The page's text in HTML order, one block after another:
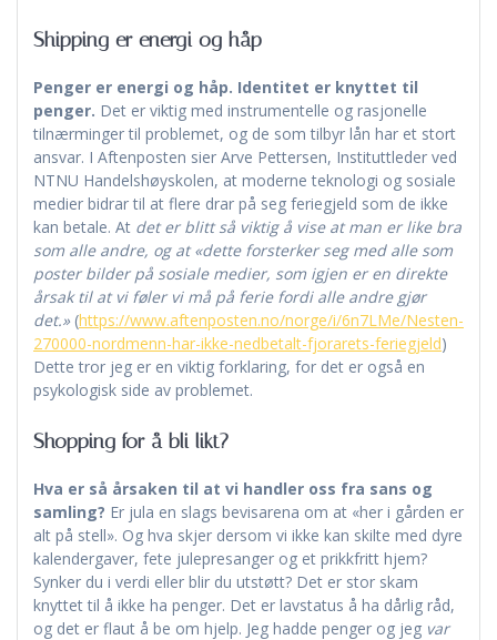
Shipping er energi og håp
Penger er energi og håp. Identitet er knyttet til
penger. Det er viktig med instrumentelle og rasjonelle
tilnærminger til problemet, og de som tilbyr lån har et stort
ansvar. I Aftenposten sier Arve Pettersen, Instituttleder ved
NTNU Handelshøyskolen, at moderne teknologi og sosiale
medier bidrar til at flere drar på seg feriegjeld som de ikke
kan betale. At det er blitt så viktig å vise at man er like bra
som alle andre, og at «dette forsterker seg med alle som
poster bilder på sosiale medier, som igjen er en direkte
årsak til at vi føler vi må på ferie fordi alle andre gjør
det.» (https://www.aftenposten.no/norge/i/6n7LMe/Nesten-
270000-nordmenn-har-ikke-nedbetalt-fjorarets-feriegjeld)
Dette tror jeg er en viktig forklaring, for det er også en
psykologisk side av problemet.
Shopping for å bli likt?
Hva er så årsaken til at vi handler oss fra sans og
samling? Er jula en slags bevisarena om at «her i gården er
alt på stell». Og hva skjer dersom vi ikke kan skilte med dyre
kalendergaver, fete julepresanger og et prikkfritt hjem?
Synker du i verdi eller blir du utstøtt? Det er stor skam
knyttet til å ikke ha penger. Det er lavstatus å ha dårlig råd,
og det er flaut å be om hjelp. Jeg hadde penger og jeg var